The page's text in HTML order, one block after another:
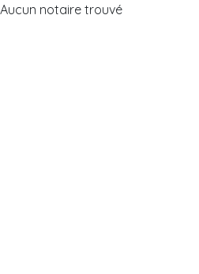
Aucun notaire trouvé